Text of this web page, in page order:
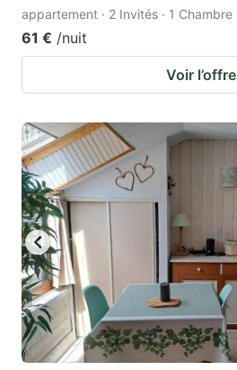
appartement · 2 Invités · 1 Chambre
61 € /nuit
Voir l’offre